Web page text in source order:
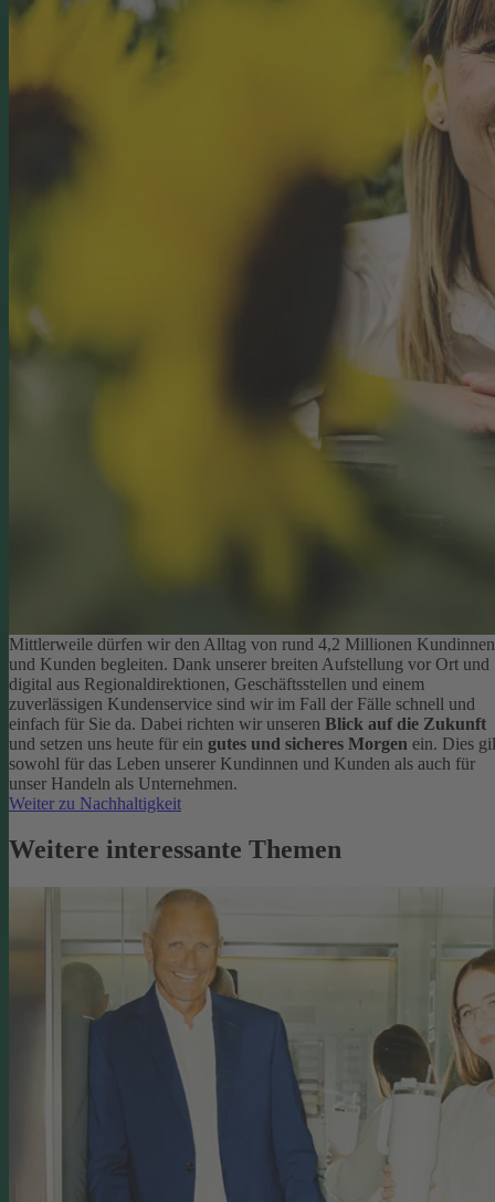
Mittlerweile dürfen wir den Alltag von rund 4,2 Millionen Kundinnen
und Kunden begleiten. Dank unserer breiten Aufstellung vor Ort und
digital aus Regionaldirektionen, Geschäftsstellen und einem
zuverlässigen Kundenservice sind wir im Fall der Fälle schnell und
einfach für Sie da. Dabei richten wir unseren Blick auf die Zukunft
und setzen uns heute für ein gutes und sicheres Morgen ein. Dies
sowohl für das Leben unserer Kundinnen und Kunden als auch für
unser Handeln als Unternehmen.
Weiter zu Nachhaltigkeit
Weitere interessante Themen